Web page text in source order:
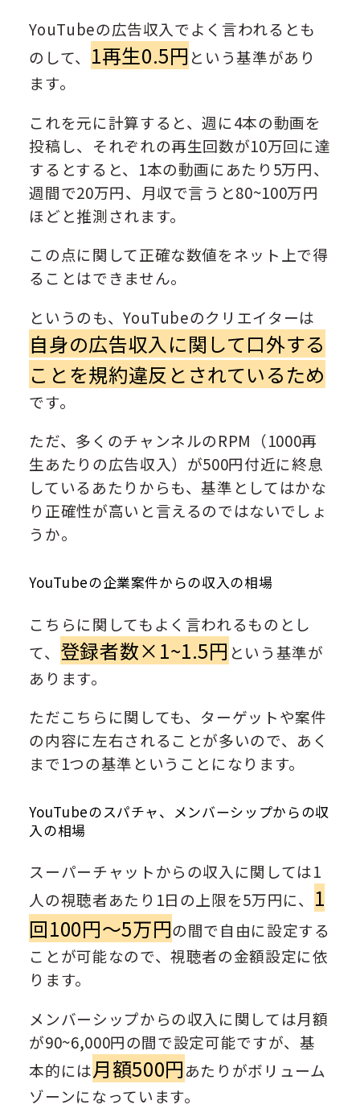
YouTubeの広告収入でよく言われるとも
のして、 1再生0.5円 という基準があり
ます。
これを元に計算すると、週に4本の動画を
投稿し、それぞれの再生回数が10万回に達
するとすると、1本の動画にあたり5万円、
週間で20万円、月収で言うと80~100万円
ほどと推測されます。
この点に関して正確な数値をネット上で得
ることはできません。
というのも、YouTubeのクリエイターは
自身の広告収入に関して口外する
ことを規約違反とされているため
です。
ただ、多くのチャンネルのRPM（1000再
生あたりの広告収入）が500円付近に終息
しているあたりからも、基準としてはかな
り正確性が高いと言えるのではないでしょ
うか。
YouTubeの企業案件からの収入の相場
こちらに関してもよく言われるものとし
て、 登録者数×1~1.5円 という基準が
あります。
ただこちらに関しても、ターゲットや案件
の内容に左右されることが多いので、あく
まで1つの基準ということになります。
YouTubeのスパチャ、メンバーシップからの収
入の相場
スーパーチャットからの収入に関しては1
人の視聴者あたり1日の上限を5万円に、 1
回100円〜5万円の間で自由に設定する
ことが可能なので、視聴者の金額設定に依
ります。
メンバーシップからの収入に関しては月額
が90~6,000円の間で設定可能ですが、基
本的には月額500円あたりがボリューム
ゾーンになっています。